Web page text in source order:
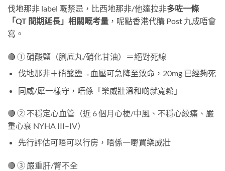
伐地那非 label 嘅禁忌，比西地那非/他達拉非多咗一條
「QT 間期延長」相關嘅考量 ，呢點香港代購 Post 九成唔會
寫。
🔴 ① 硝酸鹽（脷底丸/硝化甘油）＝絕對死線
伐地那非＋硝酸鹽→血壓可急降至致命，20mg 已經夠死
同威/犀一樣守，唔係「樂威壯溫和啲就寬鬆」
🔴 ② 不穩定心血管（近 6 個月心梗/中風、不穩心絞痛、嚴
重心衰 NYHA III–IV）
先行評估可唔可以行房，唔係一嘢買樂威壯
🔴 ③ 嚴重肝/腎不全